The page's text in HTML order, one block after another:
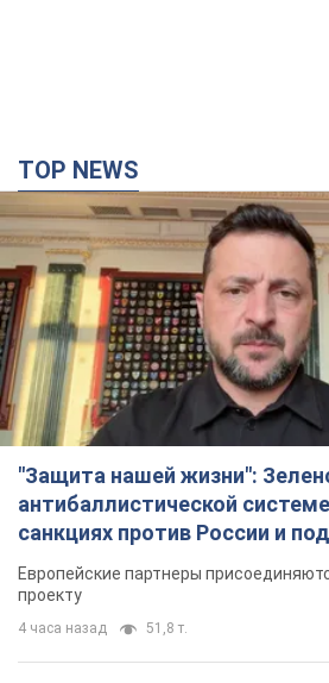
TOP NEWS
"Защита нашей жизни":
антибаллистической системе
санкциях против России и
Видео
Европейские партнеры
проекту
4 часа назад 51,8 т.